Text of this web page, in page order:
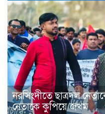
নরসিংদীতে ছাত্রদল
নেতাকে কুপিয়ে জখম